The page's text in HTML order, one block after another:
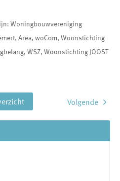
Woningbouwvereniging
Area, woCom, Woonstichting
WSZ, Woonstichting JOOST
Volgende